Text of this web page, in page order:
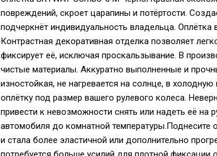
повреждений, скроет царапины и потёртости.
подчеркнёт индивидуальность владельца.
Контрастная декоративная отделка позволяет
фиксирует её, исключая проскальзывание. В
чистые материалы. Аккуратно выполненные и
изностойкая, не нагревается на солнце, в
оплётку под размер вашего рулевого колеса.
привести к невозможности снять или надеть её на
автомобиля до комнатной температуры.Поднесите
и стала более эластичной или дополнительно